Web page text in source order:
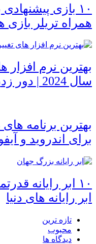
همراه تریلر بازی
بهترین نرم افزار
سال 2024 | دور زدن تحریم ها
برای اندروید و
۱۰ ابر رایانه
ابر رایانه های دنیا
تازه ترین
محبوب
دیدگاه ها